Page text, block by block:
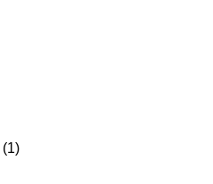
(1)